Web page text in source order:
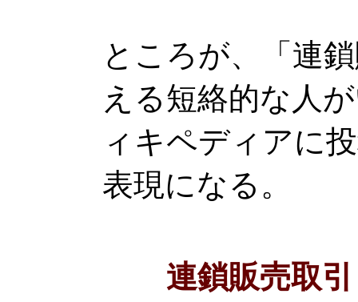
ところが、「連
える短絡的な人
ィキペディアに
表現になる。
連鎖販売取引